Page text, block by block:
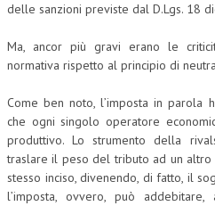
BOLLETTINO FINANZIAMENTI
DOCUMENTI
MANUALI E MONOGRAFIE
delle sanzioni previste dal D.Lgs. 18
Ma, ancor più gravi erano le
normativa rispetto al principio di
Come ben noto, l’imposta in
che ogni singolo operatore
produttivo. Lo strumento della
traslare il peso del tributo ad un
stesso inciso, divenendo, di fatto, il
l’imposta, ovvero, può